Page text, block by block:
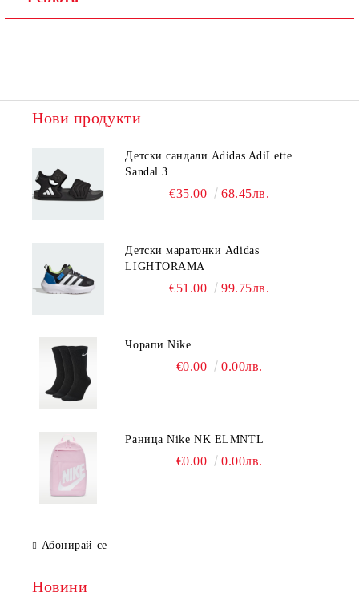
Нови продукти
Детски сандали Adidas AdiLette
Sandal 3
€35.00 68.45лв.
Детски маратонки Adidas
LIGHTORAMA
€51.00 99.75лв.
Чорапи Nike
€0.00 0.00лв.
Раница Nike NK ELMNTL
€0.00 0.00лв.
Абонирай се
Новини